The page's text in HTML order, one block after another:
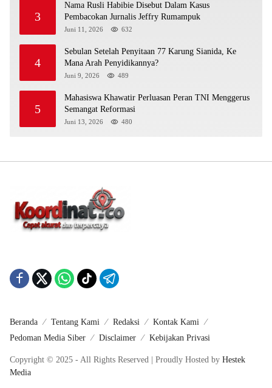
3
Nama Rusli Habibie Disebut Dalam Kasus
Pembacokan Jurnalis Jeffry Rumampuk
Juni 11, 2026 632
4
Sebulan Setelah Penyitaan 77 Karung Sianida, Ke
Mana Arah Penyidikannya?
Juni 9, 2026 489
5
Mahasiswa Khawatir Perluasan Peran TNI Menggerus
Semangat Reformasi
Juni 13, 2026 480
Beranda Tentang Kami Redaksi
Kontak Kami
Pedoman Media Siber
Disclaimer Kebijakan Privasi
Copyright © 2025 - All Rights Reserved | Proudly Hosted by Hestek
Media